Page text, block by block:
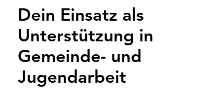
Dein Einsatz als
Unterstützung in
Gemeinde- und
Jugendarbeit